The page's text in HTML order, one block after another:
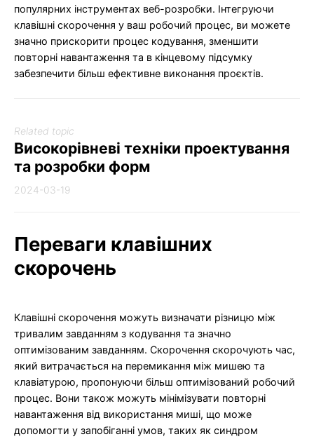
популярних інструментах веб-розробки. Інтегруючи
клавішні скорочення у ваш робочий процес, ви можете
значно прискорити процес кодування, зменшити
повторні навантаження та в кінцевому підсумку
забезпечити більш ефективне виконання проєктів.
Related topic
Високорівневі техніки проектування
та розробки форм
2024-03-19
Переваги клавішних
скорочень
Клавішні скорочення можуть визначати різницю між
тривалим завданням з кодування та значно
оптимізованим завданням. Скорочення скорочують час,
який витрачається на перемикання між мишею та
клавіатурою, пропонуючи більш оптимізований робочий
процес. Вони також можуть мінімізувати повторні
навантаження від використання миші, що може
допомогти у запобіганні умов, таких як синдром